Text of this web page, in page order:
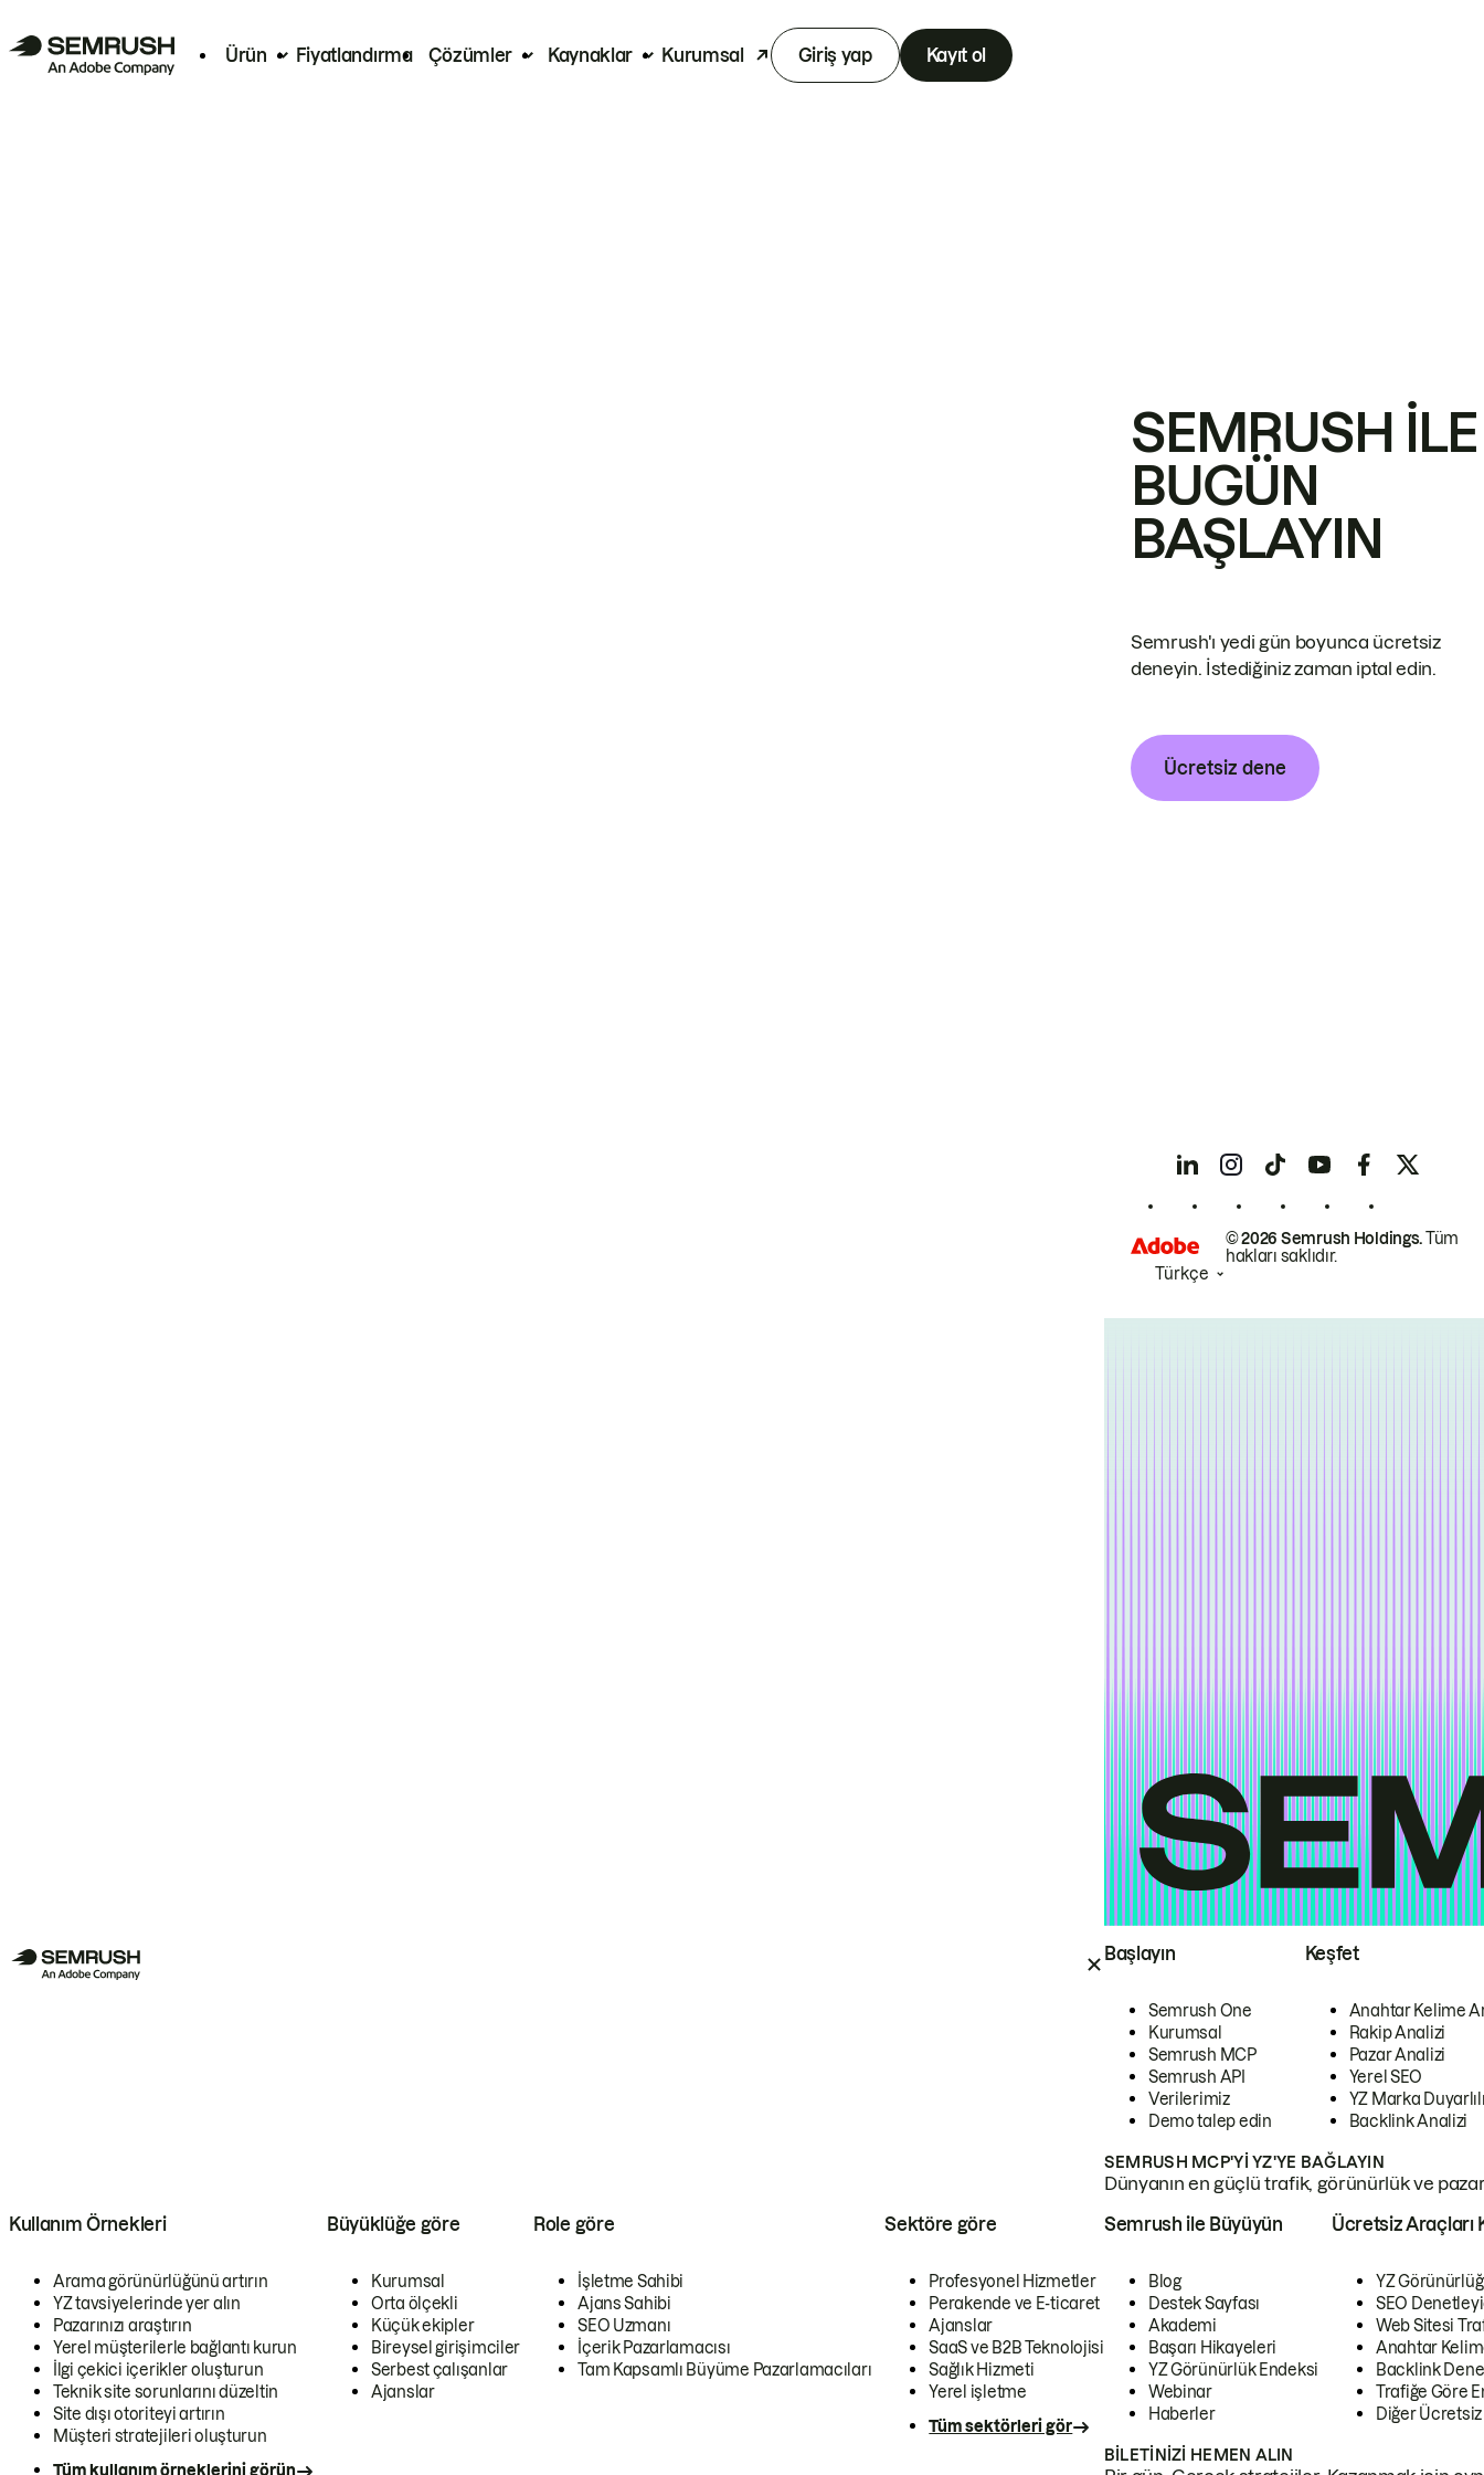
Ürün Fiyatlandırma Çözümler Kaynaklar Kurumsal Giriş yap Kayıt ol
Başlayın
Semrush One
Kurumsal
Semrush MCP
Semrush API
Verilerimiz
Demo talep edin
Keşfet
Anahtar Kelime
Rakip Analizi
Pazar Analizi
Yerel SEO
YZ Marka
Backlink Analizi
SEMRUSH MCP'YI YZ'YE BAĞLAYIN
Dünyanın en güçlü trafik, görünürlük ve
Kullanım Örnekleri
Arama görünürlüğünü artırın
YZ tavsiyelerinde yer alın
Pazarınızı araştırın
Yerel müşterilerle bağlantı kurun
İlgi çekici içerikler oluşturun
Teknik site sorunlarını düzeltin
Site dışı otoriteyi artırın
Müşteri stratejileri oluşturun
Tüm kullanım örneklerini görün
Büyüklüğe göre
Kurumsal
Orta ölçekli
Küçük ekipler
Bireysel girişimciler
Serbest çalışanlar
Ajanslar
Role göre
İşletme Sahibi
Ajans Sahibi
SEO Uzmanı
İçerik Pazarlamacısı
Tam Kapsamlı Büyüme Pazarlamacıları
Sektöre göre
Profesyonel Hizmetler
Perakende ve E-ticaret
Ajanslar
SaaS ve B2B Teknolojisi
Sağlık Hizmeti
Yerel işletme
Tüm sektörleri gör
Semrush ile Büyüyün
Blog
Destek Sayfası
Akademi
Başarı Hikayeleri
YZ Görünürlük Endeksi
Webinar
Haberler
Ücretsiz Araçları
YZ
SEO
Web Sitesi
Anahtar
Backlink
Trafiğe Göre
Diğer
BILETINIZI HEMEN ALIN
SEMRUSH ILE
BUGÜN
BAŞLAYIN
Semrush'ı yedi gün boyunca ücretsiz
deneyin. İstediğiniz zaman iptal edin.
Ücretsiz dene
© 2026 Semrush Holdings.Tüm
hakları saklıdır.
Türkçe